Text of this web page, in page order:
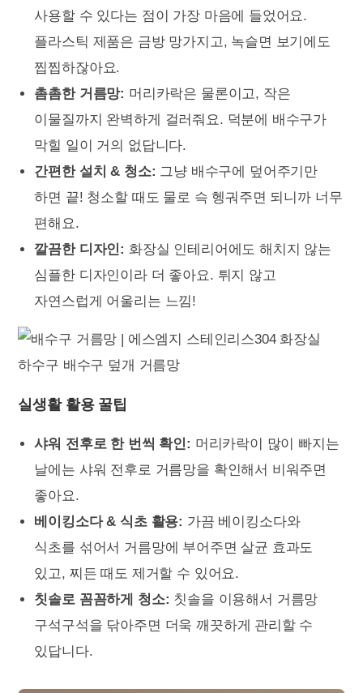
사용할 수 있다는 점이 가장 마음에 들었어요.
플라스틱 제품은 금방 망가지고, 녹슬면 보기에도
찝찝하잖아요.
촘촘한 거름망: 머리카락은 물론이고, 작은
이물질까지 완벽하게 걸러줘요. 덕분에 배수구가
막힐 일이 거의 없답니다.
간편한 설치 & 청소: 그냥 배수구에 덮어주기만
하면 끝! 청소할 때도 물로 슥 헹궈주면 되니까 너무
편해요.
깔끔한 디자인: 화장실 인테리어에도 해치지 않는
심플한 디자인이라 더 좋아요. 튀지 않고
자연스럽게 어울리는 느낌!
실생활 활용 꿀팁
샤워 전후로 한 번씩 확인: 머리카락이 많이 빠지는
날에는 샤워 전후로 거름망을 확인해서 비워주면
좋아요.
베이킹소다 & 식초 활용: 가끔 베이킹소다와
식초를 섞어서 거름망에 부어주면 살균 효과도
있고, 찌든 때도 제거할 수 있어요.
칫솔로 꼼꼼하게 청소: 칫솔을 이용해서 거름망
구석구석을 닦아주면 더욱 깨끗하게 관리할 수
있답니다.